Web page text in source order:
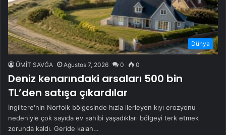
Dünya
ÜMİT SAVĞA Ağustos 7, 2026 0 0
Deniz kenarındaki arsaları 500 bin
TL’den satışa çıkardılar
İngiltere'nin Norfolk bölgesinde hızla ilerleyen kıyı erozyonu
nedeniyle çok sayıda ev sahibi yaşadıkları bölgeyi terk etmek
zorunda kaldı. Geride kalan…